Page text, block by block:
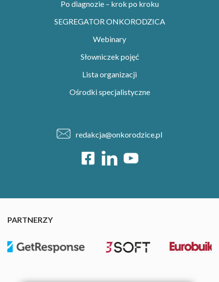
Po diagnozie – krok po kroku
SEGREGATOR ONKORODZICA
Webinary
Słowniczek pojęć
Lista organizacji
Ośrodki specjalistyczne
redakcja@onkorodzice.pl
PARTNERZY